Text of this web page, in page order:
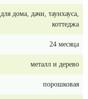
для дома, дачи, таунхауса,
коттеджа
24 месяца
металл и дерево
порошковая